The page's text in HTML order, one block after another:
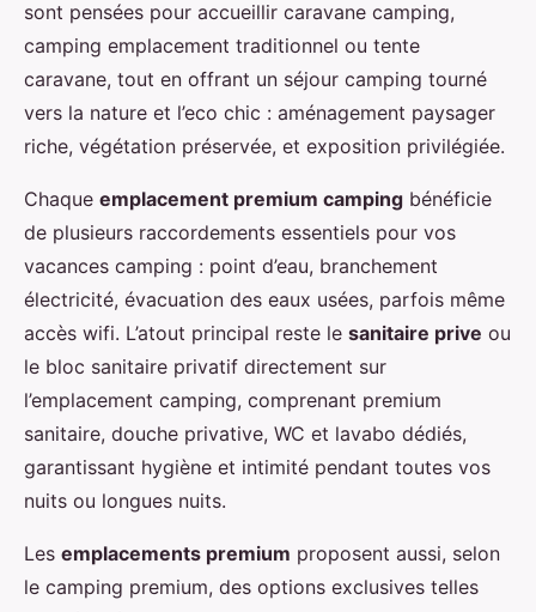
sont pensées pour accueillir caravane camping,
camping emplacement traditionnel ou tente
caravane, tout en offrant un séjour camping tourné
vers la nature et l’eco chic : aménagement paysager
riche, végétation préservée, et exposition privilégiée.
Chaque emplacement premium camping bénéficie
de plusieurs raccordements essentiels pour vos
vacances camping : point d’eau, branchement
électricité, évacuation des eaux usées, parfois même
accès wifi. L’atout principal reste le sanitaire prive ou
le bloc sanitaire privatif directement sur
l’emplacement camping, comprenant premium
sanitaire, douche privative, WC et lavabo dédiés,
garantissant hygiène et intimité pendant toutes vos
nuits ou longues nuits.
Les emplacements premium proposent aussi, selon
le camping premium, des options exclusives telles